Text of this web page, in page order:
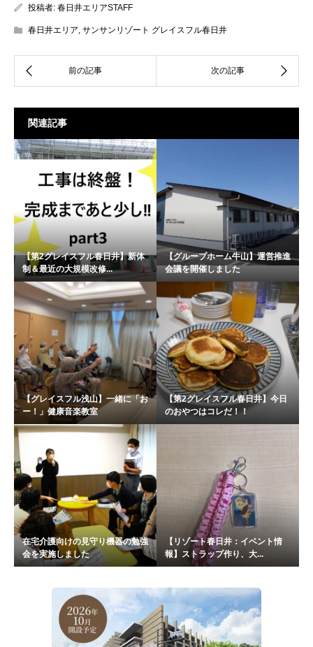
投稿者: 春日井エリアSTAFF
春日井エリア, サンサンリゾート グレイスフル春日井
関連記事
【第2グレイスフル春日井】新体
制＆最近の大規模改修...
【グループホーム牛山】運営推進
会議を開催しました
【グレイスフル浅山】一緒に「お
ー！」健康音楽教室
【第2グレイスフル春日井】今日
のおやつはコレだ！！
在宅介護向けの見守り機器の勉強
会を実施しました
【リゾート春日井：イベント情
報】ストラップ作り、大...